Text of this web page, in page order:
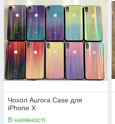
Чохол Aurora Case для
iPhone X
В наявності